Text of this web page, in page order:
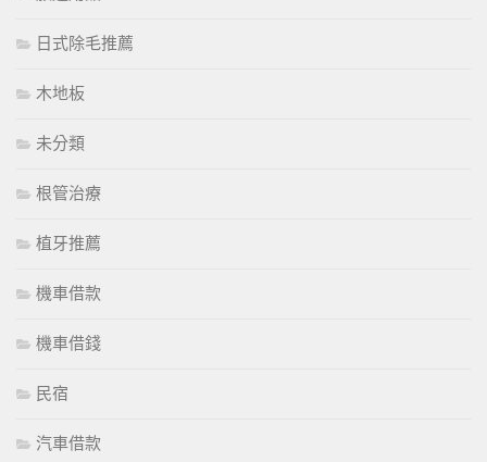
日式除毛推薦
木地板
未分類
根管治療
植牙推薦
機車借款
機車借錢
民宿
汽車借款